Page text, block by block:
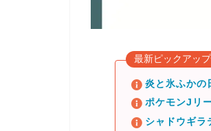
最新ピックアッ
炎と氷ふかの
ポケモンJリ
シャドウギラ